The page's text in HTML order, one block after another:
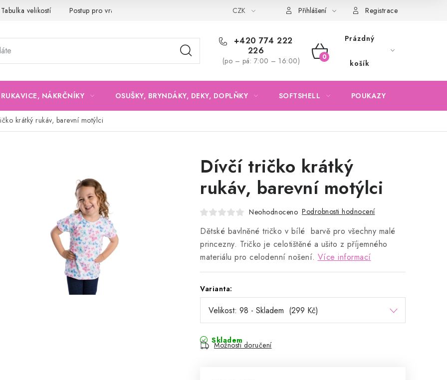
Tabulka velikostí Postup pro vrácení a výměnu Obchodní podmínky Podmínky ochrany osobních údajů
CZK Přihlášení Registrace
+420 774 222
226
(po – pá: 7:00 – 16:00)
NÁKUPNÍ
Prázdný
košík
NÁKRČNÍKY OSUŠKY, BRYNDÁKY, DEKY, DOPLŇKY SOFTSHELL POUKAZY
krátký rukáv, barevní motýlci
Dívčí tričko krátký
rukáv, barevní motýlci
Neohodnoceno Podrobnosti hodnocení
Dětské bavlněné tričko v bílé barvě pro všechny malé
princezny. Tričko je celotištěné a ušito z příjemného
materiálu pro celodenní nošení. Více informací
Varianta:
Skladem
Možnosti doručení